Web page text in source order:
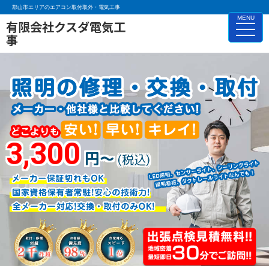
MENU
toggle
郡山市エリアのエアコン取付取外・電気工事
有限会社クスダ電気工
事
3,300円～(税込)